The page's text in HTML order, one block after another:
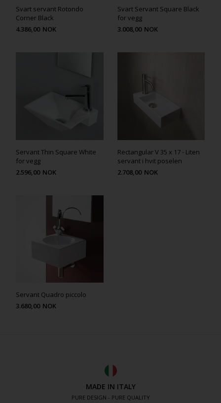
Svart servant Rotondo
Corner Black
4.386,00 NOK
Svart Servant Square Black
for vegg
3.008,00 NOK
Servant Thin Square White
for vegg
2.596,00 NOK
Rectangular V 35 x 17 - Liten
servant i hvit poselen
2.708,00 NOK
Servant Quadro piccolo
3.680,00 NOK
MADE IN ITALY
PURE DESIGN - PURE QUALITY